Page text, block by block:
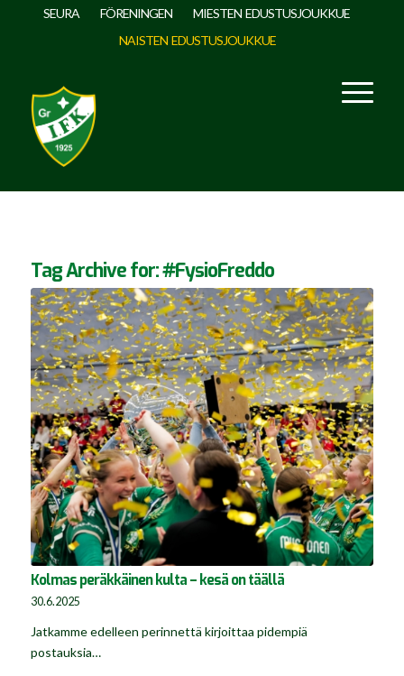
SEURA FÖRENINGEN
MIESTEN EDUSTUSJOUKKUE
NAISTEN EDUSTUSJOUKKUE
Tag Archive for:#FysioFreddo
Kolmas peräkkäinen kulta – kesä on täällä
30.6.2025
Jatkamme edelleen perinnettä kirjoittaa pidempiä
postauksia…